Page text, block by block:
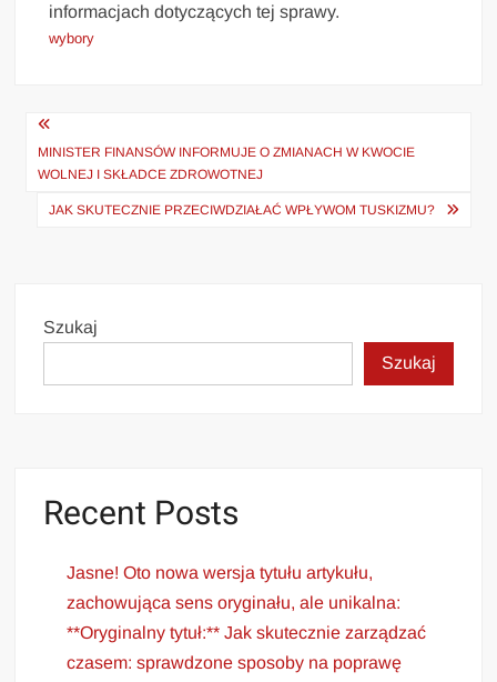
informacjach dotyczących tej sprawy.
wybory
Nawigacja
wpisu
MINISTER FINANSÓW INFORMUJE O ZMIANACH W KWOCIE
WOLNEJ I SKŁADCE ZDROWOTNEJ
JAK SKUTECZNIE PRZECIWDZIAŁAĆ WPŁYWOM TUSKIZMU?
Szukaj
Szukaj
Recent Posts
Jasne! Oto nowa wersja tytułu artykułu,
zachowująca sens oryginału, ale unikalna:
**Oryginalny tytuł:** Jak skutecznie zarządzać
czasem: sprawdzone sposoby na poprawę